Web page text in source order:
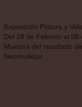
Exposición Pintura y
Del 28 de Febrero al 06
Muestra del resultado
Neomudéjar